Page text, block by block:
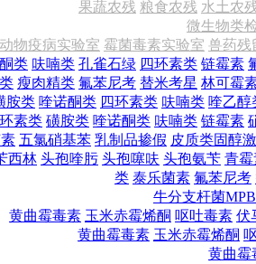
果蔬农残 粮食农残 水土农
微生物类
动物疫病实验室 霉菌毒素实验室 兽药残
类 呋喃类 孔雀石绿 四环素类 链霉素
瘦肉精类 氟苯尼考 替米考星 林可霉
胺类 喹诺酮类 四环素类 呋喃类 喹乙醇
素类 磺胺类 喹诺酮类 呋喃类 链霉素
五氯硝基苯 乳制品掺假 皮质类固醇
西林 头孢喹肟 头孢噻呋 头孢氨苄 青霉
类 泰乐菌素 氟苯尼考
牛分支杆菌
黄曲霉毒素 玉米赤霉烯酮 呕吐毒素 伏
黄曲霉毒素 玉米赤霉烯酮
黄曲霉